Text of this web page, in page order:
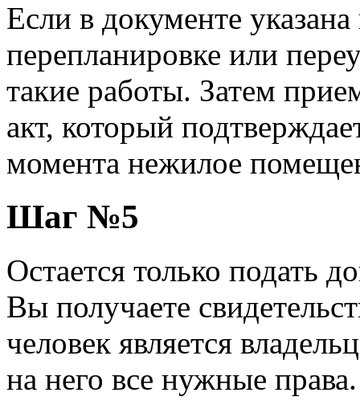
Если в документе
перепланировке или
такие работы. Затем
акт, который
момента нежилое
Шаг №5
Остается только подать
Вы получаете
человек является
на него все нужные права.